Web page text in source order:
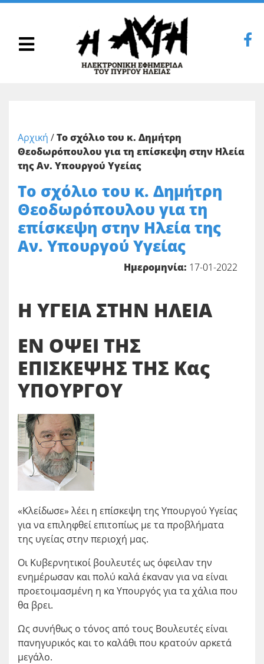
Αρχική /Το σχόλιο του κ. Δημήτρη
Θεοδωρόπουλου για τη επίσκεψη στην Ηλεία
της Αν. Υπουργού Υγείας
Το σχόλιο του κ. Δημήτρη
Θεοδωρόπουλου για τη
επίσκεψη στην Ηλεία της
Αν. Υπουργού Υγείας
Ημερομηνία: 17-01-2022
Η ΥΓΕΙΑ ΣΤΗΝ ΗΛΕΙΑ
ΕΝ ΟΨΕΙ ΤΗΣ
ΕΠΙΣΚΕΨΗΣ ΤΗΣ Κας
ΥΠΟΥΡΓΟΥ
«Κλείδωσε» λέει η επίσκεψη της Υπουργού Υγείας
για να επιληφθεί επιτοπίως με τα προβλήματα
της υγείας στην περιοχή μας.
Οι Κυβερνητικοί βουλευτές ως όφειλαν την
ενημέρωσαν και πολύ καλά έκαναν για να είναι
προετοιμασμένη η κα Υπουργός για τα χάλια που
θα βρει.
Ως συνήθως ο τόνος από τους Βουλευτές είναι
πανηγυρικός και το καλάθι που κρατούν αρκετά
μεγάλο.